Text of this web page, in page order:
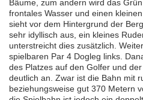
Bäume, zum andern wird das
frontales Wasser und einen
sieht vor dem Hintergrund der
sehr idyllisch aus, ein kleines
unterstreicht dies zusätzlich.
spielbaren Par 4 Dogleg links.
des Platzes auf den Golfer und
deutlich an. Zwar ist die Bahn mit
beziehungsweise gut 370 Metern